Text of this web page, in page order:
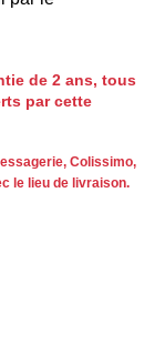
de 2 ans, tous
par cette
Colissimo,
le lieu de livraison.